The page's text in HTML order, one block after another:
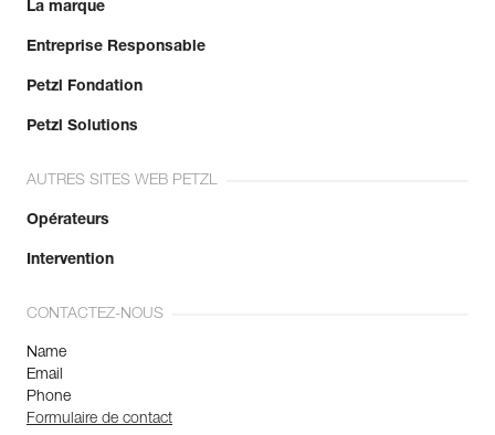
La marque
Entreprise Responsable
Petzl Fondation
Petzl Solutions
AUTRES SITES WEB PETZL
Opérateurs
Intervention
CONTACTEZ-NOUS
Name
Email
Phone
Formulaire de contact